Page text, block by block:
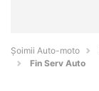
Șoimii Auto-moto
Fin Serv Auto